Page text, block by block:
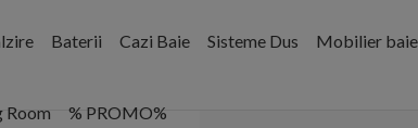
Baterii Cazi Baie Sisteme Dus Mobilier baie
Room % PROMO%